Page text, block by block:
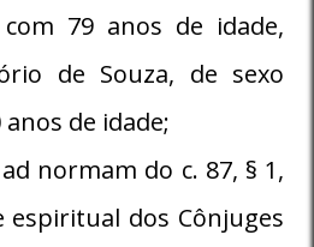
79 anos de idade,
de Souza, de sexo
de idade;
ad normam do c. 87, § 1,
dos Cônjuges